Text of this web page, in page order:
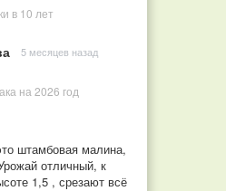
в 10 лет
5 месяцев назад
на 2026 год
штамбовая малина,
отличный, к
1,5 , срезают всё